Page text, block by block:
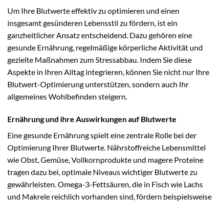
Um Ihre Blutwerte effektiv zu optimieren und einen
insgesamt gesünderen Lebensstil zu fördern, ist ein
ganzheitlicher Ansatz entscheidend. Dazu gehören eine
gesunde Ernährung, regelmäßige körperliche Aktivität und
gezielte Maßnahmen zum Stressabbau. Indem Sie diese
Aspekte in Ihren Alltag integrieren, können Sie nicht nur Ihre
Blutwert-Optimierung unterstützen, sondern auch Ihr
allgemeines Wohlbefinden steigern.
Ernährung und ihre Auswirkungen auf Blutwerte
Eine gesunde Ernährung spielt eine zentrale Rolle bei der
Optimierung Ihrer Blutwerte. Nährstoffreiche Lebensmittel
wie Obst, Gemüse, Vollkornprodukte und magere Proteine
tragen dazu bei, optimale Niveaus wichtiger Blutwerte zu
gewährleisten. Omega-3-Fettsäuren, die in Fisch wie Lachs
und Makrele reichlich vorhanden sind, fördern beispielsweise